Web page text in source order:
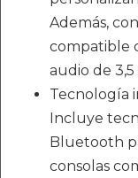
Además,
compatible
audio de 3,5
Tecnología
Incluye
Bluetooth
consolas